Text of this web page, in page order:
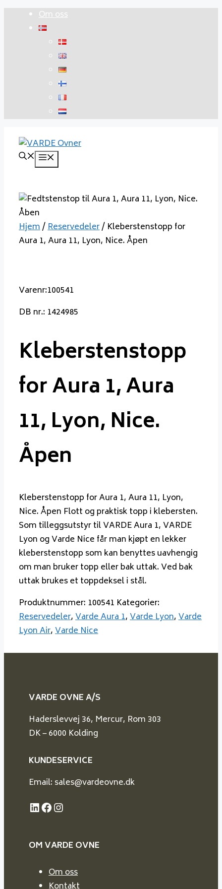
Om oss
Hjem/Reservedeler/ Kleberstenstopp for
Aura 1, Aura 11, Lyon, Nice. Åpen
Varenr:100541
DB nr.: 1424985
Kleberstenstopp
for Aura 1, Aura
11, Lyon, Nice.
Åpen
Kleberstenstopp for Aura 1, Aura 11, Lyon,
Nice. Åpen Flott og praktisk topp i klebersten.
Som tilleggsutstyr til VARDE Aura 1, VARDE
Lyon og Varde Nice får man kjøpt en lekker
kleberstenstopp som kan benyttes uavhengig
om man bruker topp eller bak uttak. Ved bak
uttak brukes et toppdeksel i stål.
Produktnummer: 100541 Kategorier:
Reservedeler,Varde Aura 1,Varde Lyon,Varde
Lyon Air,Varde Nice
VARDE OVNE A/S
Haderslevvej 36, Mercur, Rom 303
DK – 6000 Kolding
KUNDESERVICE
Email: sales@vardeovne.dk
LinkedIn
Facebook
Instagram
OM VARDE OVNE
Om oss